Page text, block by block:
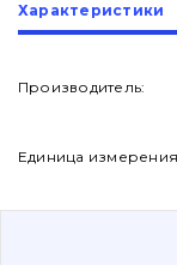
Вакансии
Характеристики
Производитель:
Единица